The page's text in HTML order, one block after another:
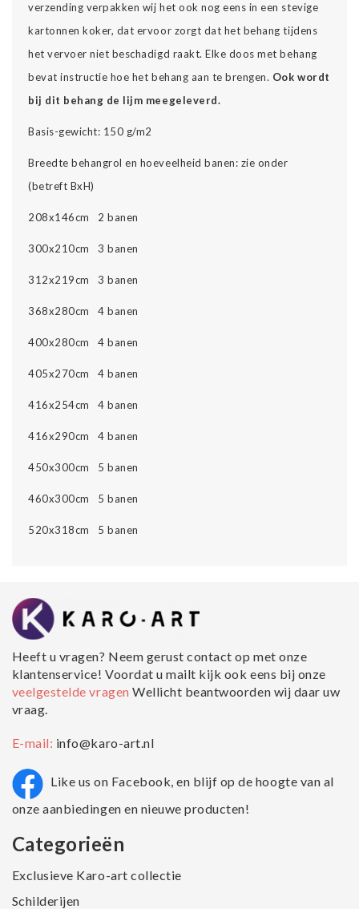
verzending verpakken wij het ook nog eens in een stevige
kartonnen koker, dat ervoor zorgt dat het behang tijdens
het vervoer niet beschadigd raakt. Elke doos met behang
bevat instructie hoe het behang aan te brengen. Ook wordt
bij dit behang de lijm meegeleverd.
Basis-gewicht: 150 g/m2
Breedte behangrol en hoeveelheid banen: zie onder
(betreft BxH)
208x146cm 2 banen
300x210cm 3 banen
312x219cm 3 banen
368x280cm 4 banen
400x280cm 4 banen
405x270cm 4 banen
416x254cm 4 banen
416x290cm 4 banen
450x300cm 5 banen
460x300cm 5 banen
520x318cm 5 banen
Heeft u vragen? Neem gerust contact op met onze
klantenservice! Voordat u mailt kijk ook eens bij onze
veelgestelde vragenWellicht beantwoorden wij daar uw
vraag.
E-mail: info@karo-art.nl
Like us on Facebook, en blijf op de hoogte van al
onze aanbiedingen en nieuwe producten!
Categorieën
Exclusieve Karo-art collectie
Schilderijen